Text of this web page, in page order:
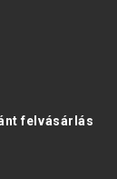
felvásárlás